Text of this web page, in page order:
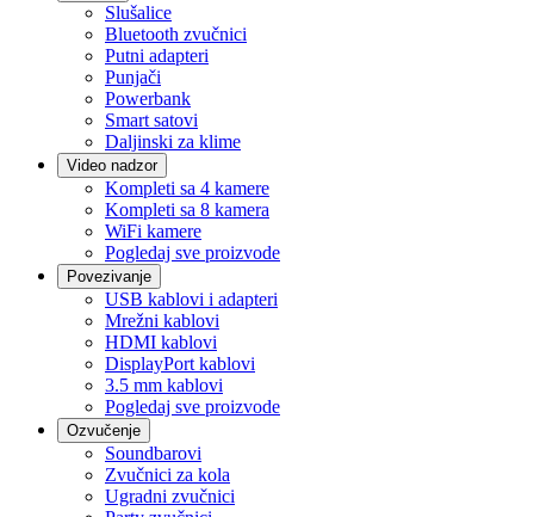
Slušalice
Bluetooth zvučnici
Putni adapteri
Punjači
Powerbank
Smart satovi
Daljinski za klime
Video nadzor
Kompleti sa 4 kamere
Kompleti sa 8 kamera
WiFi kamere
Pogledaj sve proizvode
Povezivanje
USB kablovi i adapteri
Mrežni kablovi
HDMI kablovi
DisplayPort kablovi
3.5 mm kablovi
Pogledaj sve proizvode
Ozvučenje
Soundbarovi
Zvučnici za kola
Ugradni zvučnici